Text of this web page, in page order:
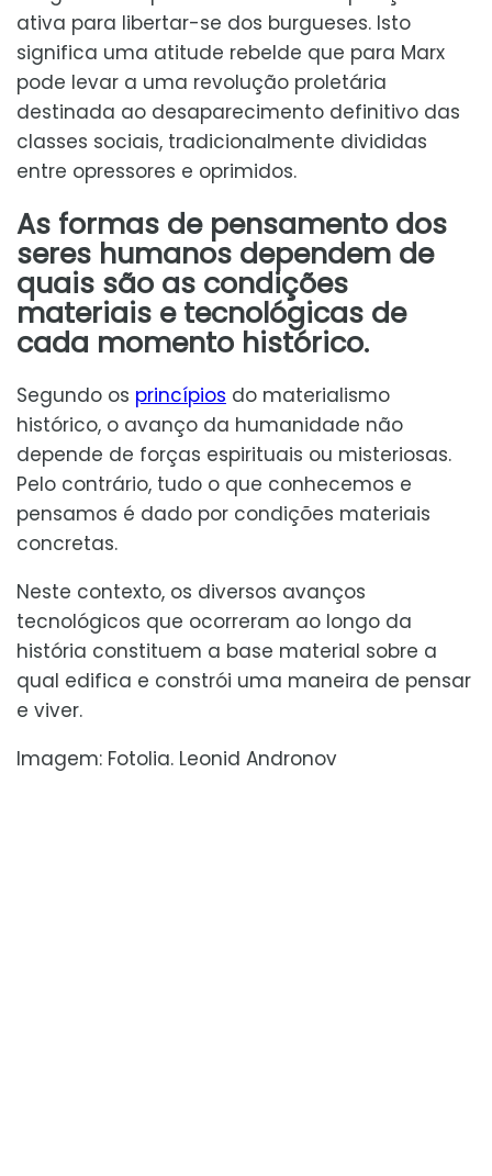
ativa para libertar-se dos burgueses. Isto
significa uma atitude rebelde que para Marx
pode levar a uma revolução proletária
destinada ao desaparecimento definitivo das
classes sociais, tradicionalmente divididas
entre opressores e oprimidos.
As formas de pensamento dos
seres humanos dependem de
quais são as condições
materiais e tecnológicas de
cada momento histórico.
Segundo os princípios do materialismo
histórico, o avanço da humanidade não
depende de forças espirituais ou misteriosas.
Pelo contrário, tudo o que conhecemos e
pensamos é dado por condições materiais
concretas.
Neste contexto, os diversos avanços
tecnológicos que ocorreram ao longo da
história constituem a base material sobre a
qual edifica e constrói uma maneira de pensar
e viver.
Imagem: Fotolia. Leonid Andronov